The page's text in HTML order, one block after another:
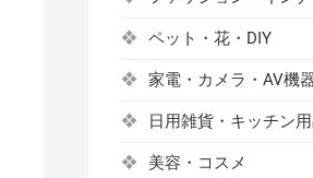
ペット・花・DIY
家電・カメラ・AV機
日用雑貨・キッチン
美容・コスメ